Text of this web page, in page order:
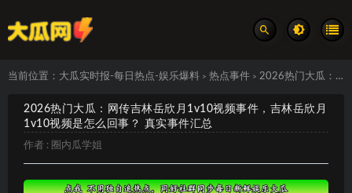
当前位置： 大瓜实时报-每日热点-娱乐爆料 > 热点事件 > 2026热门大瓜：网传吉林岳欣月1v10视频事件，吉林岳欣月1v10视频是怎么回事？ 真实事件汇总
2026热门大瓜：网传吉林岳欣月1v10视频事件，吉林岳欣月
1v10视频是怎么回事？ 真实事件汇总
作者 : 圈内瓜学姐